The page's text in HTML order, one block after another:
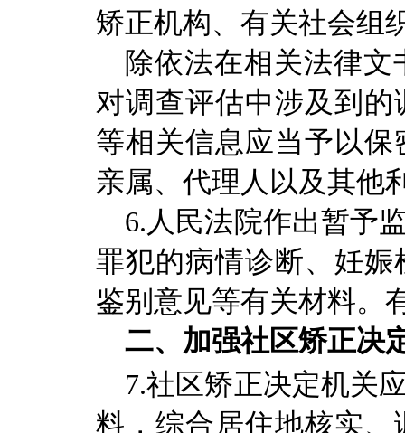
矫正机构、有关社会组
除依法在相关法律
对调查评估中涉及到
等相关信息应当予以
亲属、代理人以及其他
6.人民法院作出暂予
罪犯的病情诊断、妊
鉴别意见等有关材料。
二、加强社区矫正决
7.社区矫正决定机关
料，综合居住地核实